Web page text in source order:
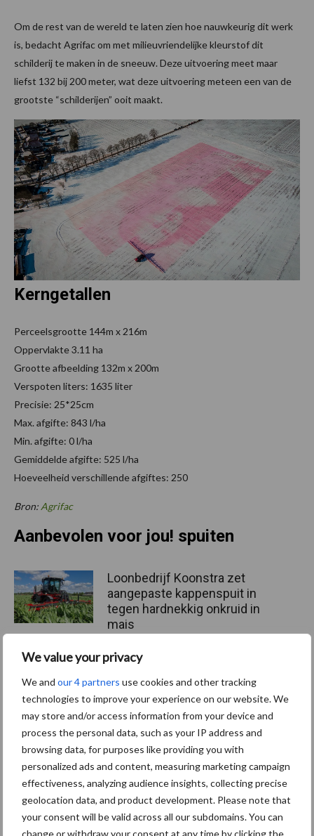
We value your privacy
We and our 4 partners use cookies and other tracking
technologies to improve your experience on our website. We
may store and/or access information from your device and
process the personal data, such as your IP address and
browsing data, for purposes like providing you with
personalized ads and content, measuring marketing campaign
effectiveness, analyzing audience insights, collecting precise
geolocation data, and product development. Please note that
your consent will be valid across all our subdomains. You can
change or withdraw your consent at any time by clicking the
Om de rest van de wereld te laten zien hoe nauwkeurig dit werk
is, bedacht Agrifac om met milieuvriendelijke kleurstof dit
schilderij te maken in de sneeuw. Deze uitvoering meet maar
liefst 132 bij 200 meter, wat deze uitvoering meteen een van de
grootste “schilderijen” ooit maakt.
Kerngetallen
Perceelsgrootte 144m x 216m
Oppervlakte 3.11 ha
Grootte afbeelding 132m x 200m
Verspoten liters: 1635 liter
Precisie: 25*25cm
Max. afgifte: 843 l/ha
Min. afgifte: 0 l/ha
Gemiddelde afgifte: 525 l/ha
Hoeveelheid verschillende afgiftes: 250
Bron: Agrifac
Aanbevolen voor jou! spuiten
Loonbedrijf Koonstra zet
aangepaste kappenspuit in
tegen hardnekkig onkruid in
mais
regelgeving en
spuitkwaliteit
John Deere vergroot
capaciteit 500R-veldspuiten
met nieuw 6.000 liter model